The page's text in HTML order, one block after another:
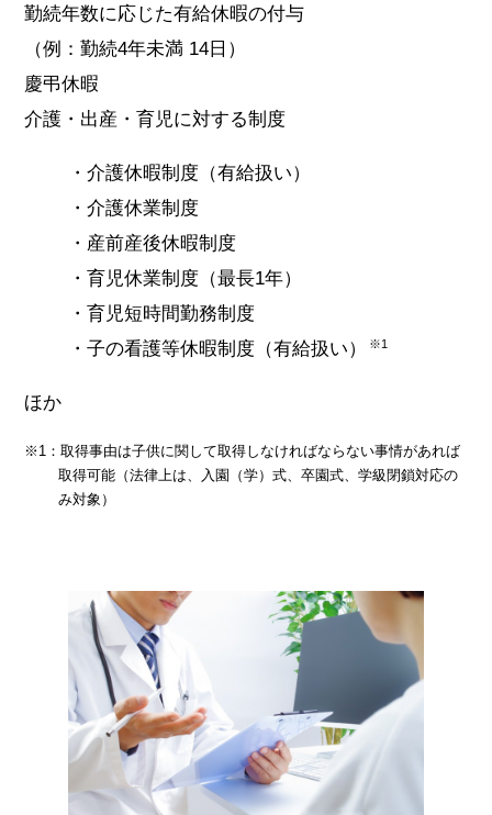
勤続年数に応じた有給休暇の付与
（例：勤続4年未満 14日）
慶弔休暇
介護・出産・育児に対する制度
介護休暇制度（有給扱い）
介護休業制度
産前産後休暇制度
育児休業制度（最長1年）
育児短時間勤務制度
子の看護等休暇制度（有給扱い）
※1
ほか
※1：取得事由は子供に関して取得しなければならない事情があれば
取得可能（法律上は、入園（学）式、卒園式、学級閉鎖対応の
み対象）